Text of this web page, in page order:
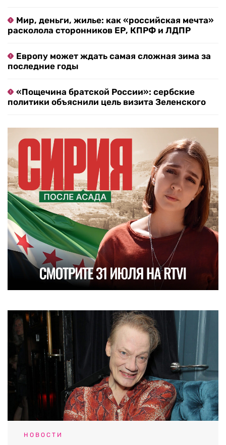
Мир, деньги, жилье: как «российская мечта»
расколола сторонников ЕР, КПРФ и ЛДПР
Европу может ждать самая сложная зима за
последние годы
«Пощечина братской России»: сербские
политики объяснили цель визита Зеленского
НОВОСТИ